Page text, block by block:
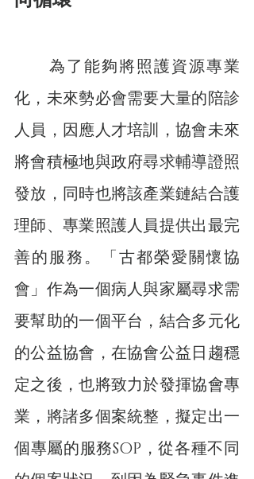
為了能夠將照護資源專業
化，未來勢必會需要大量的陪診
人員，因應人才培訓，協會未來
將會積極地與政府尋求輔導證照
發放，同時也將該產業鏈結合護
理師、專業照護人員提供出最完
善的服務。「古都榮愛關懷協
會」作為一個病人與家屬尋求需
要幫助的一個平台，結合多元化
的公益協會，在協會公益日趨穩
定之後，也將致力於發揮協會專
業，將諸多個案統整，擬定出一
個專屬的服務SOP，從各種不同